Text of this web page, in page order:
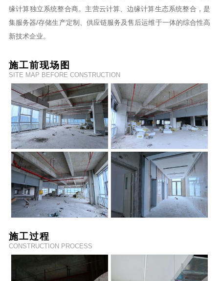
缘计算独立系统整合商。主营云计算、边缘计算生态系统整合，是
集服务器/存储生产定制、供应链服务及售后运维于一体的综合性高
新技术企业。
施工前现场图
SITE MAP BEFORE CONSTRUCTION
施工过程
CONSTRUCTION PROCESS